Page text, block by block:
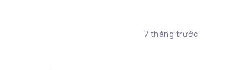
7 tháng trước